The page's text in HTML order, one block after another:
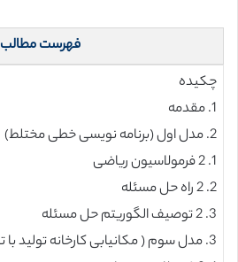
فهرست مطالب
چکیده
1. مقدمه
2. مدل اول (برنامه نویسی خطی مختلط)
1. 2 فرمولاسیون ریاضی
2. 2 راه حل مسئله
3. 2 توصیف الگوریتم حل مسئله
3. مدل سوم ( مکانیابی کارخانه تولید با تابع زمان)